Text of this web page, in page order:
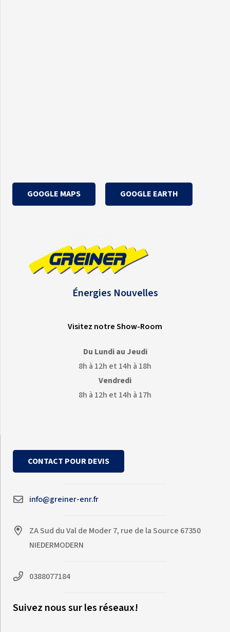
GOOGLE MAPS GOOGLE EARTH
Énergies Nouvelles
Visitez notre Show-Room
Du Lundi au Jeudi
8h à 12h et 14h à 18h
Vendredi
8h à 12h et 14h à 17h
CONTACT POUR DEVIS
info@greiner-enr.fr
ZA Sud du Val de Moder 7, rue de la Source 67350
NIEDERMODERN
0388077184
Suivez nous sur les réseaux!